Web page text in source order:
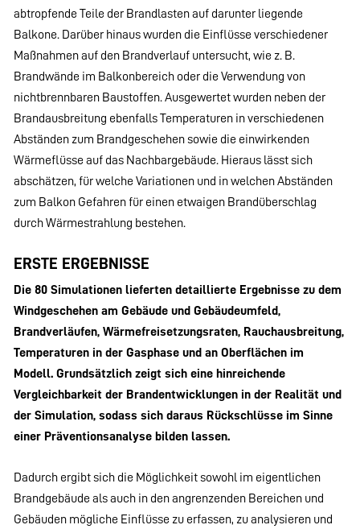
abtropfende Teile der Brandlasten auf darunter liegende
Balkone. Darüber hinaus wurden die Einflüsse verschiedener
Maßnahmen auf den Brandverlauf untersucht, wie z. B.
Brandwände im Balkonbereich oder die Verwendung von
nichtbrennbaren Baustoffen. Ausgewertet wurden neben der
Brandausbreitung ebenfalls Temperaturen in verschiedenen
Abständen zum Brandgeschehen sowie die einwirkenden
Wärmeflüsse auf das Nachbargebäude. Hieraus lässt sich
abschätzen, für welche Variationen und in welchen Abständen
zum Balkon Gefahren für einen etwaigen Brandüberschlag
durch Wärmestrahlung bestehen.
ERSTE ERGEBNISSE
Die 80 Simulationen lieferten detaillierte Ergebnisse zu dem
Windgeschehen am Gebäude und Gebäudeumfeld,
Brandverläufen, Wärmefreisetzungsraten, Rauchausbreitung,
Temperaturen in der Gasphase und an Oberflächen im
Modell. Grundsätzlich zeigt sich eine hinreichende
Vergleichbarkeit der Brandentwicklungen in der Realität und
der Simulation, sodass sich daraus Rückschlüsse im Sinne
einer Präventionsanalyse bilden lassen.
Dadurch ergibt sich die Möglichkeit sowohl im eigentlichen
Brandgebäude als auch in den angrenzenden Bereichen und
Gebäuden mögliche Einflüsse zu erfassen, zu analysieren und